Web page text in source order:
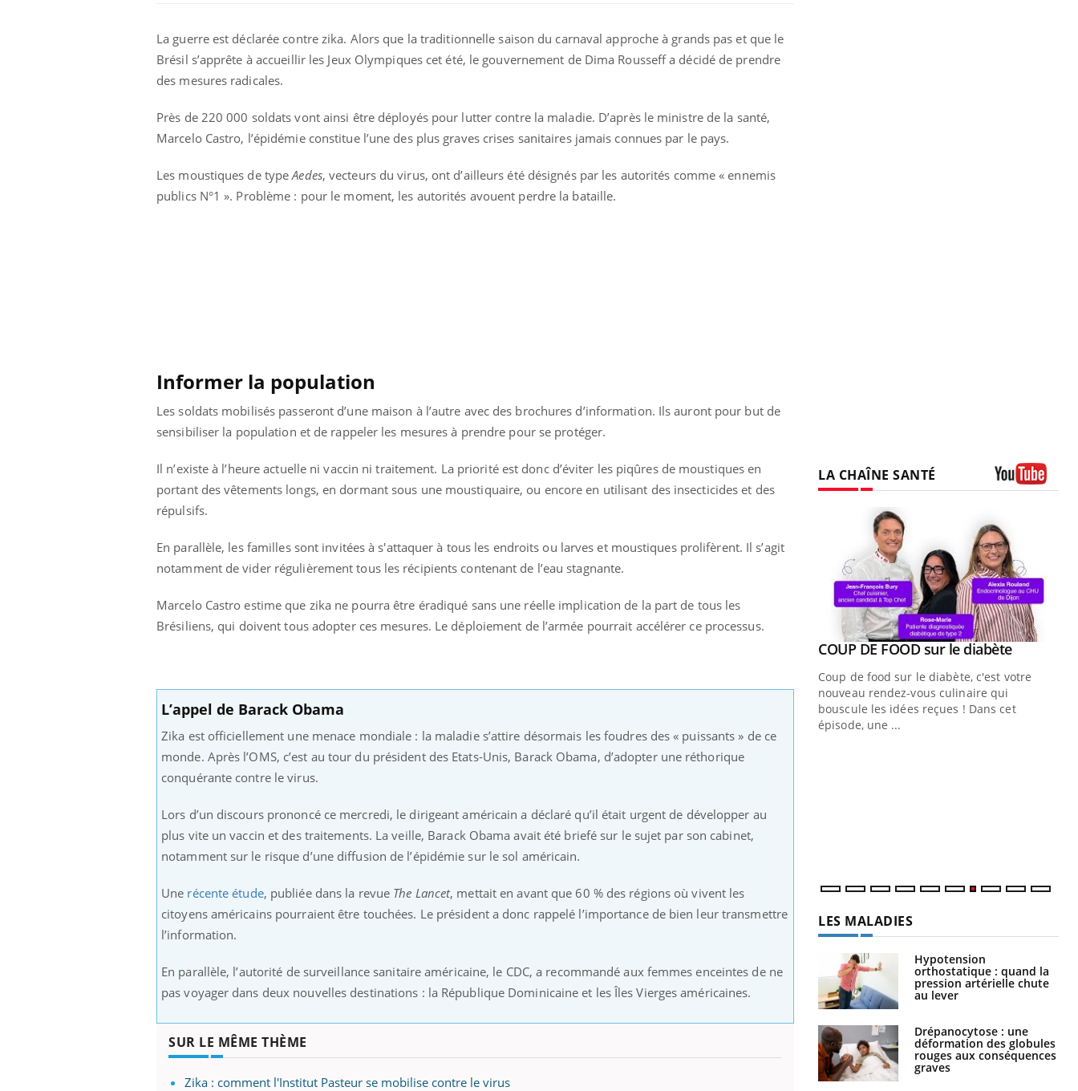
La guerre est déclarée contre zika. Alors que la traditionnelle saison du carnaval approche à grands pas et que le
Brésil s’apprête à accueillir les Jeux Olympiques cet été, le gouvernement de Dima Rousseff a décidé de prendre
des mesures radicales.
Près de 220 000 soldats vont ainsi être déployés pour lutter contre la maladie. D’après le ministre de la santé,
Marcelo Castro, l’épidémie constitue l’une des plus graves crises sanitaires jamais connues par le pays.
Les moustiques de typeAedes, vecteurs du virus, ont d’ailleurs été désignés par les autorités comme « ennemis
publics N°1 ». Problème : pour le moment, les autorités avouent perdre la bataille.
Informer la population
Les soldats mobilisés passeront d’une maison à l’autre avec des brochures d’information. Ils auront pour but de
sensibiliser la population et de rappeler les mesures à prendre pour se protéger.
Il n’existe à l’heure actuelle ni vaccin ni traitement. La priorité est donc d’éviter les piqûres de moustiques en
portant des vêtements longs, en dormant sous une moustiquaire, ou encore en utilisant des insecticides et des
répulsifs.
En parallèle, les familles sont invitées à s'attaquer à tous les endroits ou larves et moustiques prolifèrent. Il s’agit
notamment de vider régulièrement tous les récipients contenant de l’eau stagnante.
Marcelo Castro estime que zika ne pourra être éradiqué sans une réelle implication de la part de tous les
Brésiliens, qui doivent tous adopter ces mesures. Le déploiement de l’armée pourrait accélérer ce processus.
L’appel de Barack Obama
Zika est officiellement une menace mondiale : la maladie s’attire désormais les foudres des « puissants » de ce
monde. Après l’OMS, c’est au tour du président des Etats-Unis, Barack Obama, d’adopter une réthorique
conquérante contre le virus.
Lors d’un discours prononcé ce mercredi, le dirigeant américain a déclaré qu’il était urgent de développer au
plus vite un vaccin et des traitements. La veille, Barack Obama avait été briefé sur le sujet par son cabinet,
notamment sur le risque d’une diffusion de l’épidémie sur le sol américain.
Une récente étude, publiée dans la revue The Lancet, mettait en avant que 60 % des régions où vivent les
citoyens américains pourraient être touchées. Le président a donc rappelé l’importance de bien leur transmettre
l’information.
En parallèle, l’autorité de surveillance sanitaire américaine, le CDC, a recommandé aux femmes enceintes de ne
pas voyager dans deux nouvelles destinations : la République Dominicaine et les Îles Vierges américaines.
SUR LE MÊME THÈME
Zika : comment l'Institut Pasteur se mobilise contre le virus
LA CHAÎNE SANTÉ
L'été arrive… et avec lui, un tout nouveau
rythme de vie ! Vacances, plage, piscine,
nombreuses personnes atteintes de
diabète, c'est une période de questions, de
santé : l'utilisation d'un « jumeau
numérique » permet ...
Youtube
COUP DE FOOD sur le diabèteYoutube
Coup de food sur le diabète, c'est votre
nouveau rendez-vous culinaire qui
bouscule les idées reçues ! Dans cet
épisode, une ...
LES MALADIES
Hypotension
orthostatique : quand la
pression artérielle chute
au lever
Drépanocytose : une
déformation des globules
rouges aux conséquences
graves